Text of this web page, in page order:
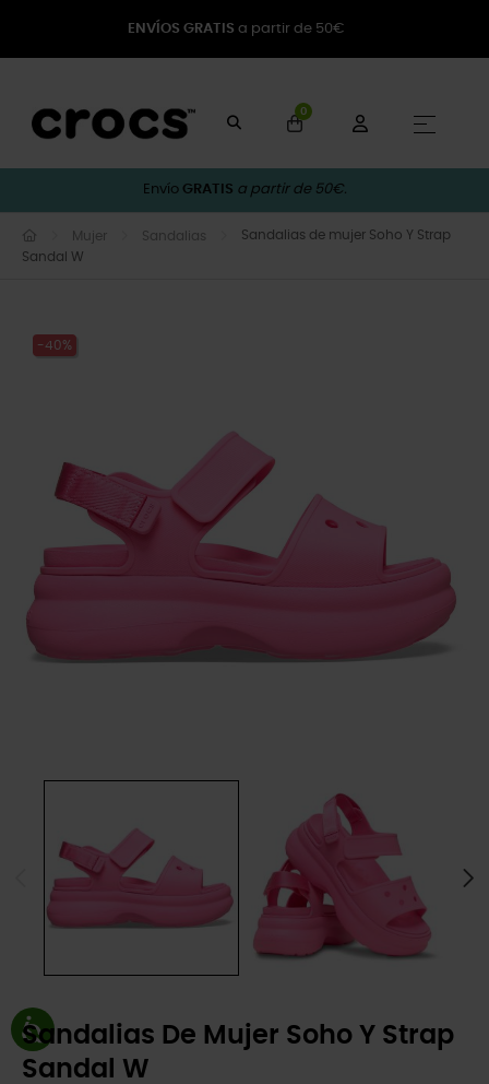
ENVÍOS GRATIS a partir de 50€
0
☰
Envío GRATIS a partir de 50€.
Mujer Sandalias
Sandalias de mujer Soho Y Strap
Sandal W
-40%
Sandalias De Mujer Soho Y Strap
Sandal W